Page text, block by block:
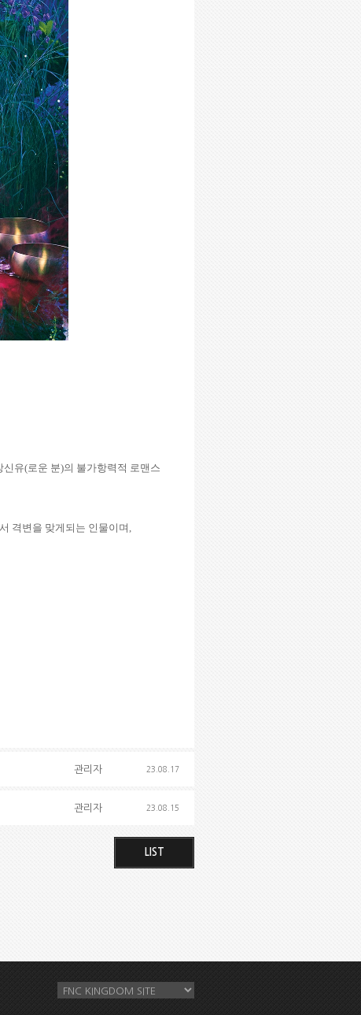
유(로운 분)의 불가항력적 로맨스
격변을 맞게되는 인물이며,
관리자 23.08.17
관리자 23.08.15
LIST